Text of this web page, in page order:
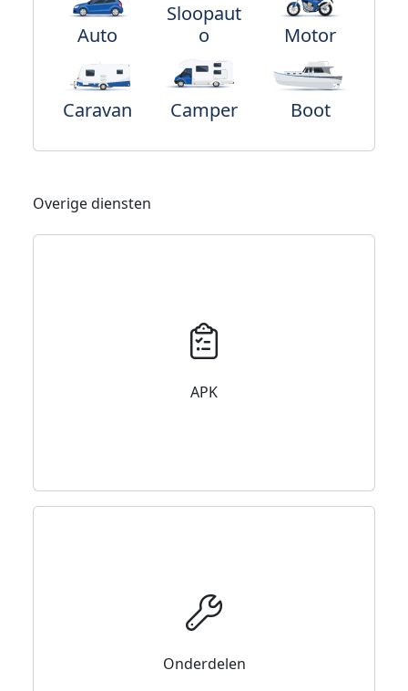
Auto
Sloopaut
o
Motor
Caravan Camper Boot
Overige diensten
APK
Onderdelen